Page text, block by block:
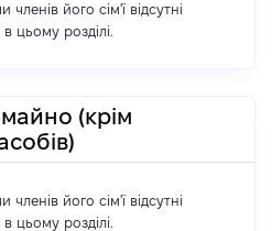
його сім'ї відсутні
цьому розділі.
(крім
його сім'ї відсутні
цьому розділі.